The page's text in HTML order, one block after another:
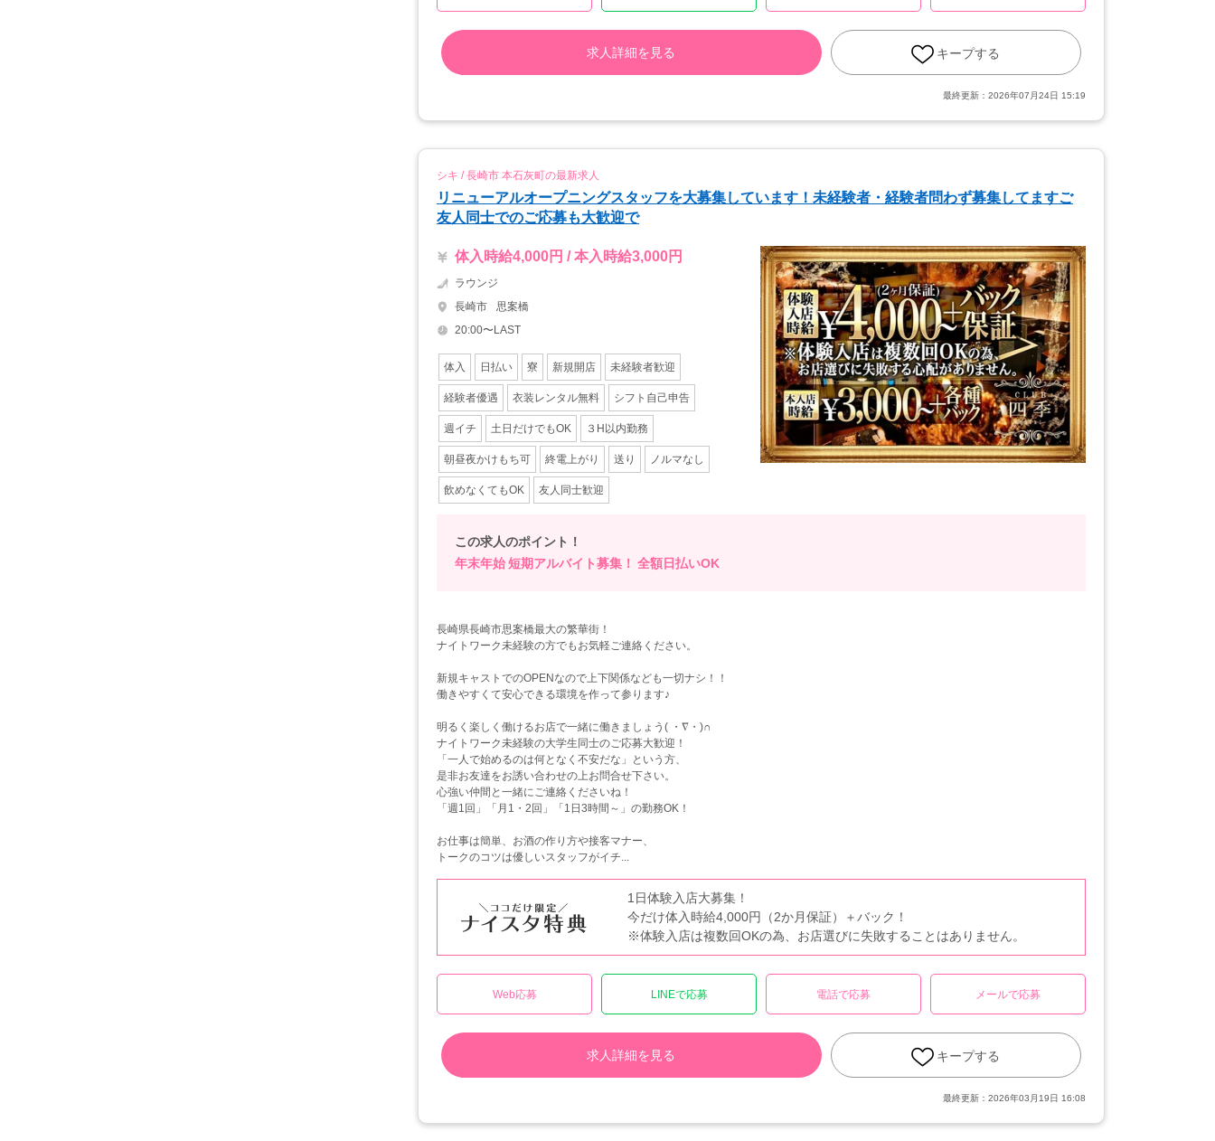
求人詳細を見る キープする
最終更新： 2026年07月24日 15:19
シキ / 長崎市 本石灰町の最新求人
リニューアルオープニングスタッフを大募集しています！未経験者・経験者問わず募集してますご
友人同士でのご応募も大歓迎で
体入時給4,000円 / 本入時給3,000円
ラウンジ
長崎市
思案橋
20:00〜LAST
体入 日払い 寮 新規開店 未経験者歓迎
経験者優遇 衣装レンタル無料 シフト自己申告
週イチ 土日だけでもOK ３H以内勤務
朝昼夜かけもち可 終電上がり 送り ノルマなし
飲めなくてもOK 友人同士歓迎
この求人のポイント！
年末年始短期アルバイト募集！ 全額日払いOK
長崎県長崎市思案橋最大の繁華街！
ナイトワーク未経験の方でもお気軽ご連絡ください。
新規キャストでのOPENなので上下関係なども一切ナシ！！
働きやすくて安心できる環境を作って参ります♪
明るく楽しく働けるお店で一緒に働きましょう( ・∇・)∩
ナイトワーク未経験の大学生同士のご応募大歓迎！
「一人で始めるのは何となく不安だな」という方、
是非お友達をお誘い合わせの上お問合せ下さい。
心強い仲間と一緒にご連絡くださいね！
「週1回」「月1・2回」「1日3時間～」の勤務OK！
お仕事は簡単、お酒の作り方や接客マナー、
トークのコツは優しいスタッフがイチ...
1日体験入店大募集！
今だけ体入時給4,000円（2か月保証）＋バック！
※体験入店は複数回OKの為、お店選びに失敗することはありません。
Web応募 LINEで応募 電話で応募 メールで応募
求人詳細を見る キープする
最終更新： 2026年03月19日 16:08